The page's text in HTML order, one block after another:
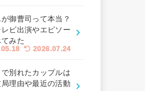
御曹司って本当？
ビ出演やエピソー
てみた
2026.07.24
別れたカップルは
理由や最近の活動